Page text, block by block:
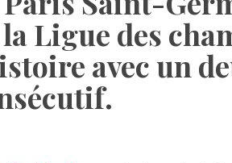
Ligue des
avec un